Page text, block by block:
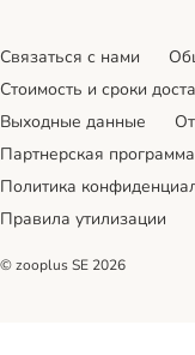
Связаться с нами
Стоимость и сроки
Выходные данные
Партнерская программа
Политика
Правила утилизации
© zooplus SE 2026